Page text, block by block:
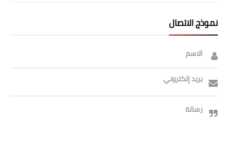
نموذج الاتصال
الاسم
بريد إلكتروني
رسالة